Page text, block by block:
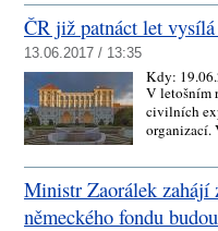
ČR již patnáct let
13.06.2017 / 13:35
Kdy:
V letošním
civilních
Ministr Zaorálek zahájí
německého fondu